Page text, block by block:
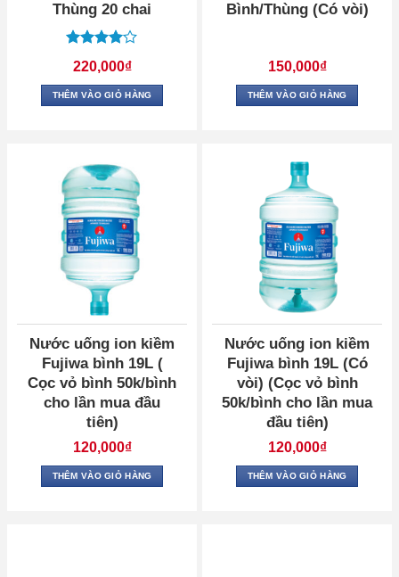
Thùng 20 chai
Được
xếp hạng
45 sao
220,000₫
THÊM VÀO GIỎ HÀNG
Bình/Thùng (Có vòi)
150,000₫
THÊM VÀO GIỎ HÀNG
Nước uống ion kiềm
Fujiwa bình 19L (
Cọc vỏ bình 50k/bình
cho lần mua đầu
tiên)
120,000₫
THÊM VÀO GIỎ HÀNG
Nước uống ion kiềm
Fujiwa bình 19L (Có
vòi) (Cọc vỏ bình
50k/bình cho lần mua
đầu tiên)
120,000₫
THÊM VÀO GIỎ HÀNG